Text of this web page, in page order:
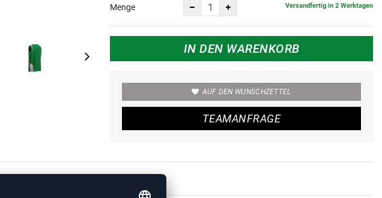
Menge Versandfertig in 2 Werktagen
IN DEN WARENKORB
AUF DEN WUNSCHZETTEL
TEAMANFRAGE